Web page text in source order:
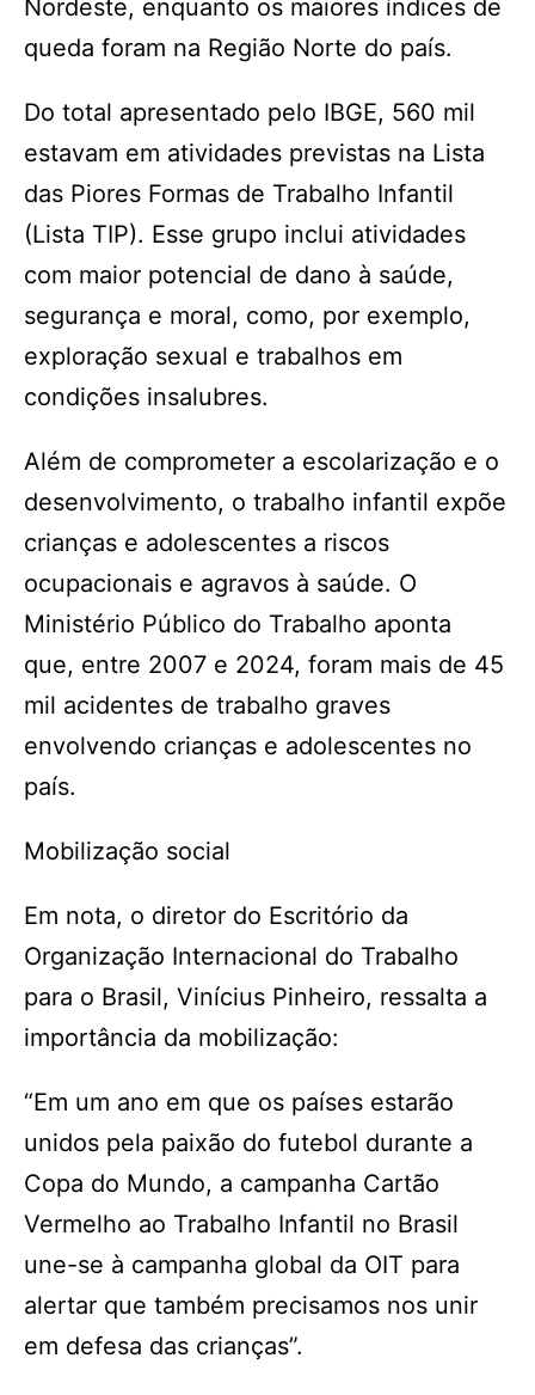
Nordeste, enquanto os maiores índices de
queda foram na Região Norte do país.
Do total apresentado pelo IBGE, 560 mil
estavam em atividades previstas na Lista
das Piores Formas de Trabalho Infantil
(Lista TIP). Esse grupo inclui atividades
com maior potencial de dano à saúde,
segurança e moral, como, por exemplo,
exploração sexual e trabalhos em
condições insalubres.
Além de comprometer a escolarização e o
desenvolvimento, o trabalho infantil expõe
crianças e adolescentes a riscos
ocupacionais e agravos à saúde. O
Ministério Público do Trabalho aponta
que, entre 2007 e 2024, foram mais de 45
mil acidentes de trabalho graves
envolvendo crianças e adolescentes no
país.
Mobilização social
Em nota, o diretor do Escritório da
Organização Internacional do Trabalho
para o Brasil, Vinícius Pinheiro, ressalta a
importância da mobilização:
“Em um ano em que os países estarão
unidos pela paixão do futebol durante a
Copa do Mundo, a campanha Cartão
Vermelho ao Trabalho Infantil no Brasil
une-se à campanha global da OIT para
alertar que também precisamos nos unir
em defesa das crianças”.